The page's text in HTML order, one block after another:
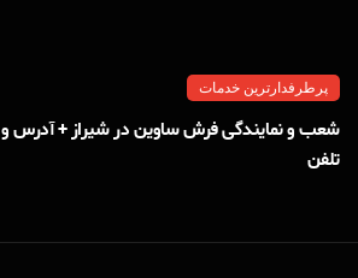
پرطرفدارترین خدمات
شعب و نمایندگی فرش ساوین در شیراز + آدرس و
تلفن